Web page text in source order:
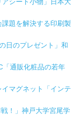
題を解決する印刷製
日のプレゼント」和
「通販化粧品の若年
イマグネット「インテ
！」神戸大学宮尾学